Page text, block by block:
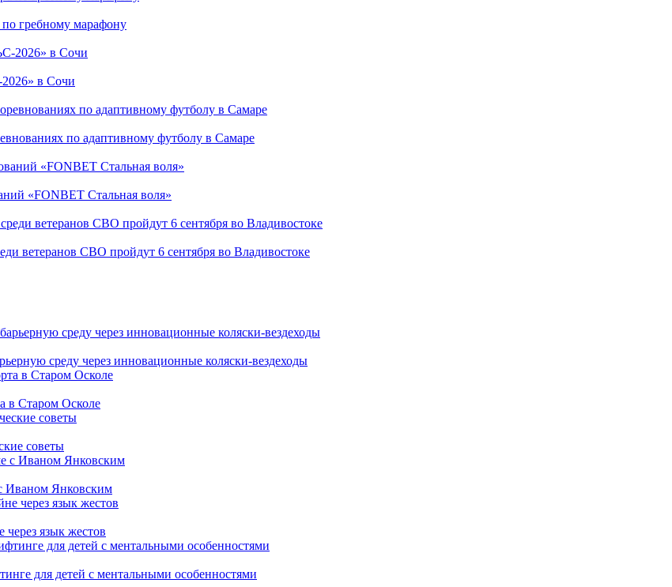
гребному марафону
в Сочи
по адаптивному футболу в Самаре
«FONBET Стальная воля»
ветеранов СВО пройдут 6 сентября во Владивостоке
среду через инновационные коляски-вездеходы
в Старом Осколе
советы
Иваном Янковским
через язык жестов
для детей с ментальными особенностями